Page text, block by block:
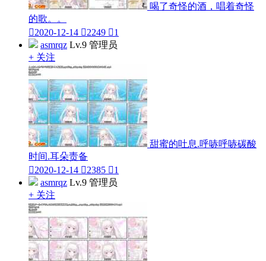
喝了奇怪的酒，唱着奇怪
的歌。。
2020-12-14 2249 1
asmrqz Lv.9 管理员
+ 关注
甜蜜的吐息.呼哧呼哧碳酸
时间.耳朵责备
2020-12-14 2385 1
asmrqz Lv.9 管理员
+ 关注